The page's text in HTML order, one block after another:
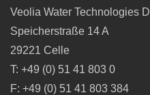
Veolia Water Technologies
Speicherstraße 14 A
29221 Celle
T: +49 (0) 51 41 803 0
F: +49 (0) 51 41 803 384